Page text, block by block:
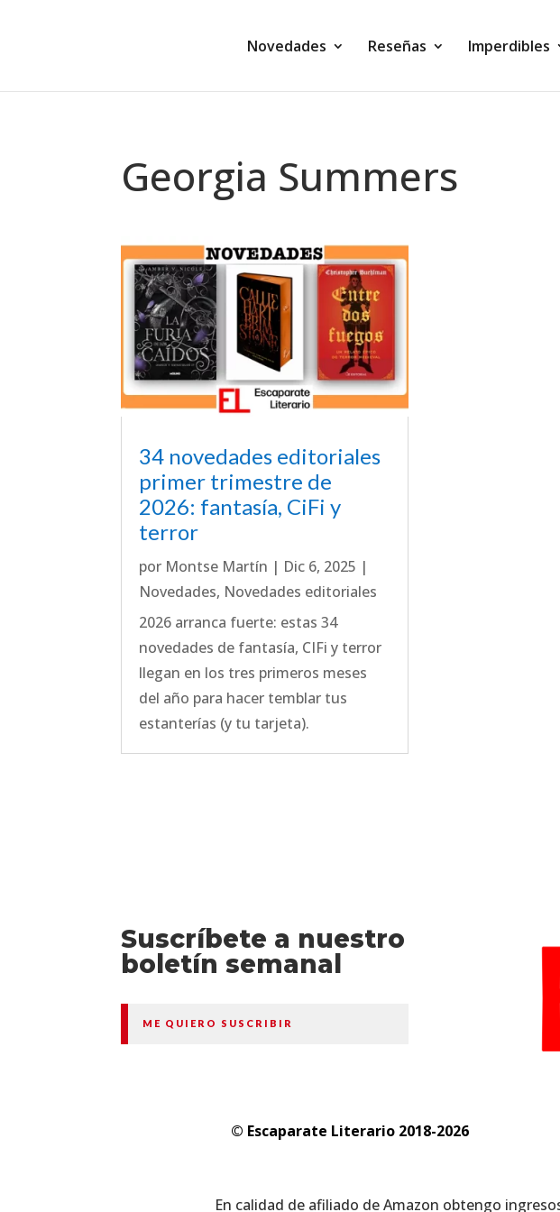
Novedades Reseñas Imperdibles
Georgia Summers
34 novedades editoriales
primer trimestre de
2026: fantasía, CiFi y
terror
por Montse Martín | Dic 6, 2025 |
Novedades, Novedades editoriales
2026 arranca fuerte: estas 34
novedades de fantasía, CIFi y terror
llegan en los tres primeros meses
del año para hacer temblar tus
estanterías (y tu tarjeta).
Suscríbete a nuestro
boletín semanal
ME QUIERO SUSCRIBIR
© Escaparate Literario 2018-2026
En calidad de afiliado de Amazon obtengo